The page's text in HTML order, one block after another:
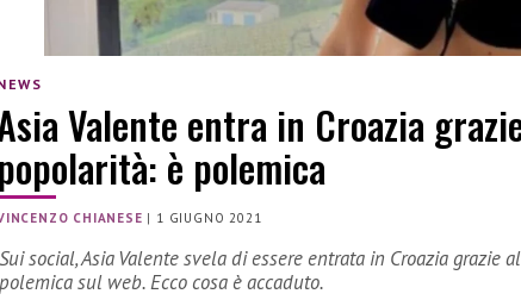
Valente entra in Croazia
popolarità: è polemica
CHIANESE | 1 GIUGNO 2021
Sui social, Asia Valente svela di essere entrata in Croazia grazie
polemica sul web. Ecco cosa è accaduto.